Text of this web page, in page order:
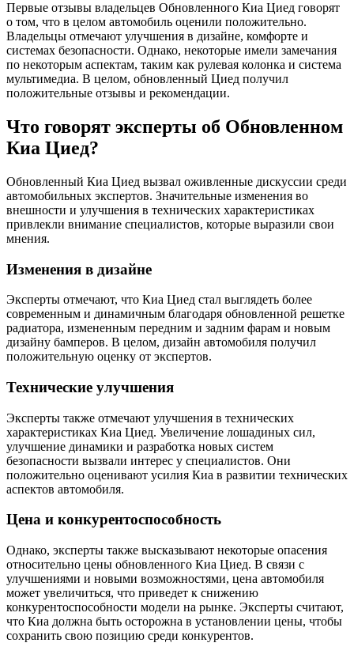
Первые отзывы владельцев Обновленного Киа Циед говорят
о том, что в целом автомобиль оценили положительно.
Владельцы отмечают улучшения в дизайне, комфорте и
системах безопасности. Однако, некоторые имели замечания
по некоторым аспектам, таким как рулевая колонка и система
мультимедиа. В целом, обновленный Циед получил
положительные отзывы и рекомендации.
Что говорят эксперты об Обновленном
Киа Циед?
Обновленный Киа Циед вызвал оживленные дискуссии среди
автомобильных экспертов. Значительные изменения во
внешности и улучшения в технических характеристиках
привлекли внимание специалистов, которые выразили свои
мнения.
Изменения в дизайне
Эксперты отмечают, что Киа Циед стал выглядеть более
современным и динамичным благодаря обновленной решетке
радиатора, измененным передним и задним фарам и новым
дизайну бамперов. В целом, дизайн автомобиля получил
положительную оценку от экспертов.
Технические улучшения
Эксперты также отмечают улучшения в технических
характеристиках Киа Циед. Увеличение лошадиных сил,
улучшение динамики и разработка новых систем
безопасности вызвали интерес у специалистов. Они
положительно оценивают усилия Киа в развитии технических
аспектов автомобиля.
Цена и конкурентоспособность
Однако, эксперты также высказывают некоторые опасения
относительно цены обновленного Киа Циед. В связи с
улучшениями и новыми возможностями, цена автомобиля
может увеличиться, что приведет к снижению
конкурентоспособности модели на рынке. Эксперты считают,
что Киа должна быть осторожна в установлении цены, чтобы
сохранить свою позицию среди конкурентов.